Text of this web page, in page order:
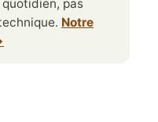
pas
Notre